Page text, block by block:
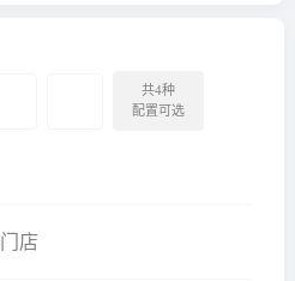
共4种
配置可选
店